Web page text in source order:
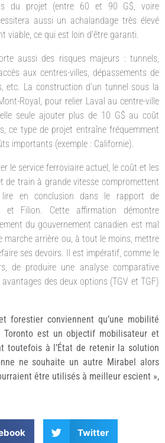
du projet (entre 60 et 90 G$, voire
aussi un achalandage très élevé
viable, ce qui est loin d’être garanti.
aussi des risques majeurs : tunnels,
aux centres-villes, dépassements de
etc. La construction d’un tunnel sous la
Royal, pour relier Laval au centre-ville
seule ajouter plus de 10 G$ au coût
ce type de projet entraîne fréquemment
importants (exemple : Californie).
le service ferroviaire actuel, le coût et les
de train à grande vitesse compromettent
en conclusion dans le rapport de
et Filion. Cette affirmation démontre
du gouvernement canadien est mal
marche arrière ou, à tout le moins, mettre
ses devoirs. Il est impératif, comme le
de produire une analyse comparative
des deux options (TGV et TGF)
forestier conviennent qu’une mobilité
Toronto est un objectif mobilisateur et
toutefois à l’État de retenir la solution
ne souhaite un autre Mirabel alors
être utilisés à meilleur escient »,
Twitter